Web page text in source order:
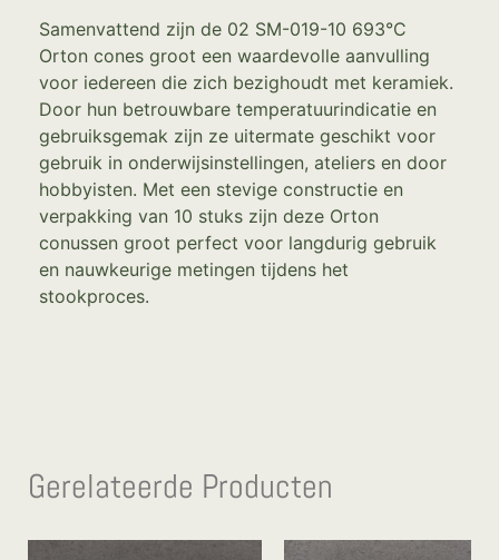
Samenvattend zijn de 02 SM-019-10 693°C
Orton cones groot een waardevolle aanvulling
voor iedereen die zich bezighoudt met keramiek.
Door hun betrouwbare temperatuurindicatie en
gebruiksgemak zijn ze uitermate geschikt voor
gebruik in onderwijsinstellingen, ateliers en door
hobbyisten. Met een stevige constructie en
verpakking van 10 stuks zijn deze Orton
conussen groot perfect voor langdurig gebruik
en nauwkeurige metingen tijdens het
stookproces.
Gerelateerde Producten